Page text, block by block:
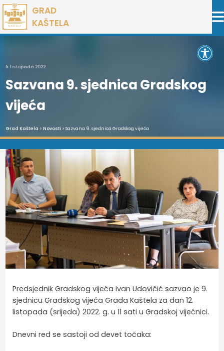
Preskoči
na
sadržaj
GRAD
KAŠTELA
5. listopada 2022.
Sazvana 9. sjednica Gradskog
vijeća
Grad Kaštela > Novosti > Sazvana 9. sjednica Gradskog vijeća
Predsjednik Gradskog vijeća Ivan Udovičić sazvao je 9.
sjednicu Gradskog vijeća Grada Kaštela za dan 12.
listopada (srijeda) 2022. g. u 11 sati u Gradskoj vijećnici.
Dnevni red se sastoji od devet točaka: